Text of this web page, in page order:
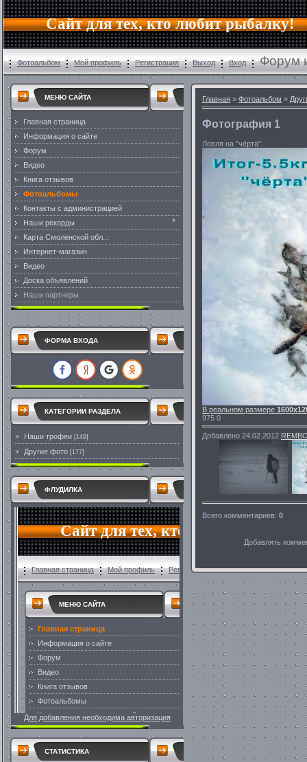
Сайт для тех, кто любит рыбалку!
Фотоальбом Мой профиль Регистрация Выход Вход Форум
МЕНЮ САЙТА
Главная страница
Информация о сайте
Форум
Видео
Книга отзывов
Фотоальбомы
Контакты с администрацией
Наши рекорды
Карта Смоленской обл...
Интернет-магазин
Видео
Доска объявлений
Наши партнеры
ФОРМА ВХОДА
КАТЕГОРИИ РАЗДЕЛА
Наши трофеи [149]
Другие фото [177]
ФЛУДИЛКА
Для добавления необходима авторизация
СТАТИСТИКА
Главная » Фотоальбом »
Фотография 1
Ловля на "чёрта"
В реальном размере
975 0
Добавлено 24.02.2012
Всего комментариев: 0
Добавлять